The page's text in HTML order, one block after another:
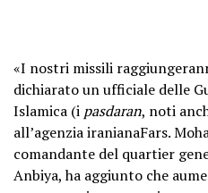
«I nostri missili
dichiarato un ufficiale delle
Islamica (i pasdaran, noti
all’agenzia iranianaFars.
comandante del quartier
Anbiya, ha aggiunto che